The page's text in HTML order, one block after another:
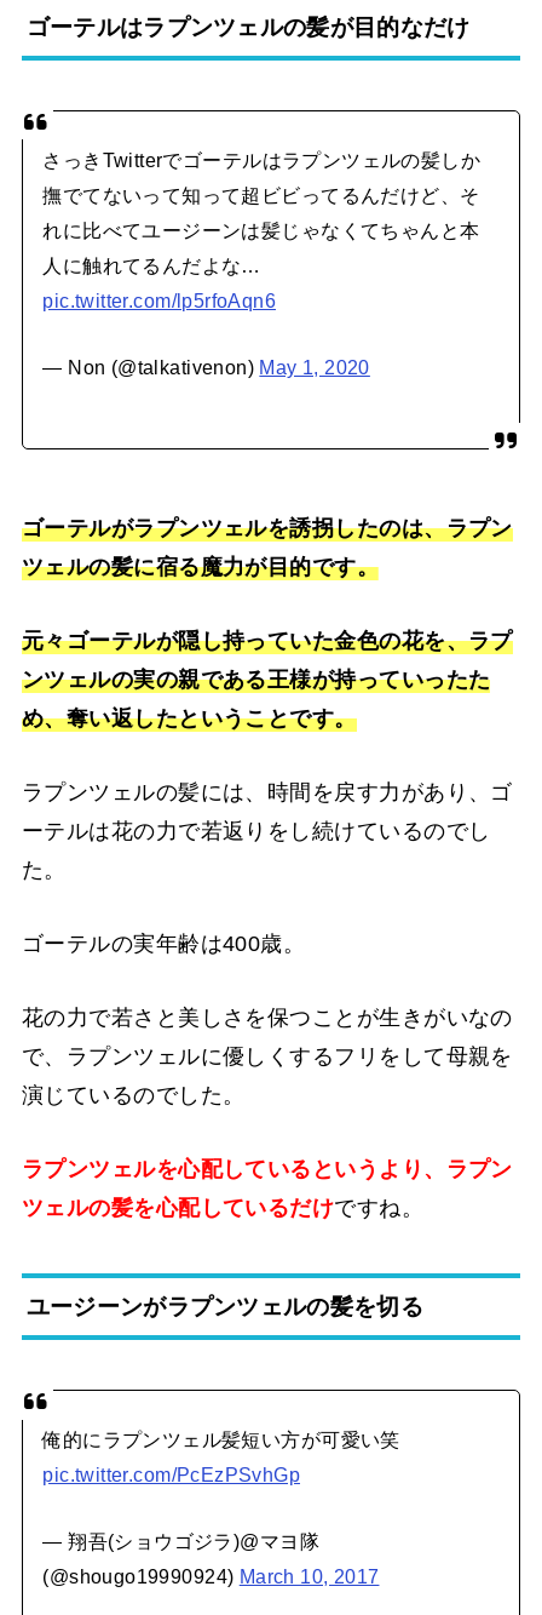
ゴーテルはラプンツェルの髪が目的なだけ
さっきTwitterでゴーテルはラプンツェルの髪しか
撫でてないって知って超ビビってるんだけど、そ
れに比べてユージーンは髪じゃなくてちゃんと本
人に触れてるんだよな…
pic.twitter.com/lp5rfoAqn6
— Non (@talkativenon) May 1, 2020
ゴーテルがラプンツェルを誘拐したのは、ラプン
ツェルの髪に宿る魔力が目的です。
元々ゴーテルが隠し持っていた金色の花を、ラプ
ンツェルの実の親である王様が持っていったた
め、奪い返したということです。
ラプンツェルの髪には、時間を戻す力があり、ゴ
ーテルは花の力で若返りをし続けているのでし
た。
ゴーテルの実年齢は400歳。
花の力で若さと美しさを保つことが生きがいなの
で、ラプンツェルに優しくするフリをして母親を
演じているのでした。
ラプンツェルを心配しているというより、ラプン
ツェルの髪を心配しているだけですね。
ユージーンがラプンツェルの髪を切る
俺的にラプンツェル髪短い方が可愛い笑
pic.twitter.com/PcEzPSvhGp
— 翔吾(ショウゴジラ)@マヨ隊
(@shougo19990924) March 10, 2017